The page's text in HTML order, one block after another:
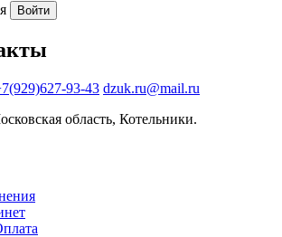
Войти
93-43 dzuk.ru@mail.ru
область, Котельники.